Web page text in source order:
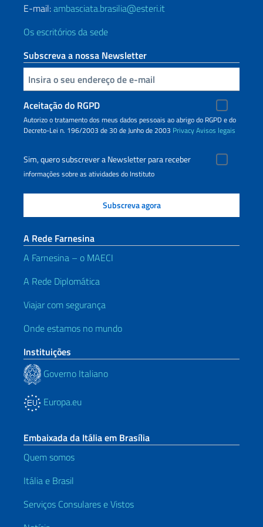
E-mail:ambasciata.brasilia@esteri.it
Os escritórios da sede
Subscreva a nossa Newsletter
Inserisci la tua email
Aceitação do RGPD
Autorizo o tratamento dos meus dados pessoais ao abrigo do RGPD e do
Decreto-Lei n. 196/2003 de 30 de Junho de 2003 PrivacyAvisos legais
Sim, quero subscrever a Newsletter para receber
informações sobre as atividades do Instituto
A Rede Farnesina
A Farnesina – o MAECI
A Rede Diplomática
Viajar com segurança
Onde estamos no mundo
Instituições
Governo Italiano
Europa.eu
Embaixada da Itália em Brasília
Quem somos
Itália e Brasil
Serviços Consulares e Vistos